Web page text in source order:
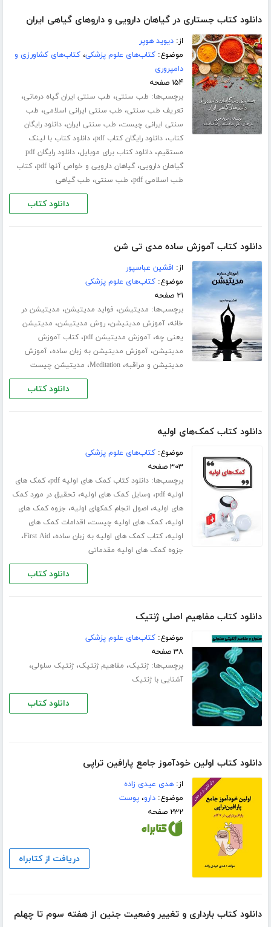
دانلود کتاب جستاری در گیاهان دارویی و داروهای گیاهی ایران
از:دیوید هوپر
موضوع:کتاب‌های علوم پزشکی،کتاب‌های کشاورزی و
دامپروری
۱۵۴ صفحه
برچسب‌ها: طب سنتی، طب سنتی ایران گیاه درمانی،
تعریف طب سنتی، طب سنتی ایرانی اسلامی، طب
سنتی ایرانی چیست، طب سنتی ایران،دانلود رایگان
کتاب،دانلود رایگان کتاب pdf ،دانلود کتاب با لینک
مستقیم،دانلود کتاب برای موبایل،
دانلود رایگان pdf
گیاهان دارویی،گیاهان دارویی و خواص آنها pdf ،کتاب
طب اسلامی pdf
، طب سنتی، طب گیاهی
دانلود کتاب
دانلود کتاب آموزش ساده مدی تی شن
از: افشین عباسپور
موضوع:کتاب‌های علوم پزشکی
۲۱ صفحه
برچسب‌ها: مدیتیشن، فواید مدیتیشن، مدیتیشن در
خانه،آموزش مدیتیشن،روش مدیتیشن، مدیتیشن
یعنی چه،آموزش مدیتیشن pdf ،کتاب آموزش
مدیتیشن،آموزش مدیتیشن به زبان ساده،آموزش
مدیتیشن و مراقبه،Meditation، مدیتیشن چیست
دانلود کتاب
دانلود کتاب کمک‌های اولیه
موضوع:کتاب‌های علوم پزشکی
۳۰۳ صفحه
برچسب‌ها:دانلود کتاب کمک های اولیه pdf ،کمک های
اولیه pdf
، وسایل کمک های اولیه، تحقیق در مورد کمک
های اولیه، اصول انجام کمکهای اولیه، جزوه کمک های
اولیه،کمک های اولیه چیست، اقدامات کمک های
اولیه،کتاب کمک های اولیه به زبان ساده،First Aid،
جزوه کمک های اولیه مقدماتی
دانلود کتاب
دانلود کتاب مفاهیم اصلی ژنتیک
موضوع:کتاب‌های علوم پزشکی
۳۸ صفحه
برچسب‌ها:ژنتیک، مفاهیم ژنتیک،ژنتیک سلولی،
آشنایی با ژنتیک
دانلود کتاب
دانلود کتاب اولین خودآموز جامع پارافین تراپی
از:هدی عیدی زاده
موضوع:دارو،پوست
۲۳۲ صفحه
دریافت از کتابراه
دانلود کتاب بارداری و تغییر وضعیت جنین از هفته سوم تا چهلم